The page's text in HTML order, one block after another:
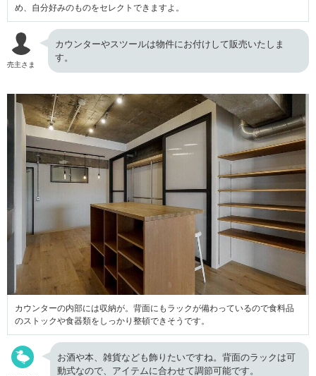
め、自分好みのものをセレクトできますよ。
売主さま
カウンターやスツールは物件にお付けして販売いたしま
す。
カウンターの内部には収納が。背面にもラックが備わっているので食料品
のストックや食器類をしっかり整頓できそうです。
お酒や本、雑貨なども飾りたいですね。背面のラックは可
動式なので、アイテムに合わせて調節可能です。